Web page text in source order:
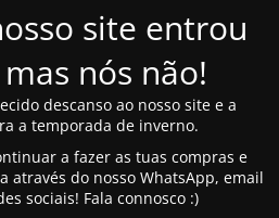
site entrou
nós não!
descanso ao nosso site e a
a temporada de inverno.
a fazer as tuas compras e
através do nosso WhatsApp, email
sociais! Fala connosco :)